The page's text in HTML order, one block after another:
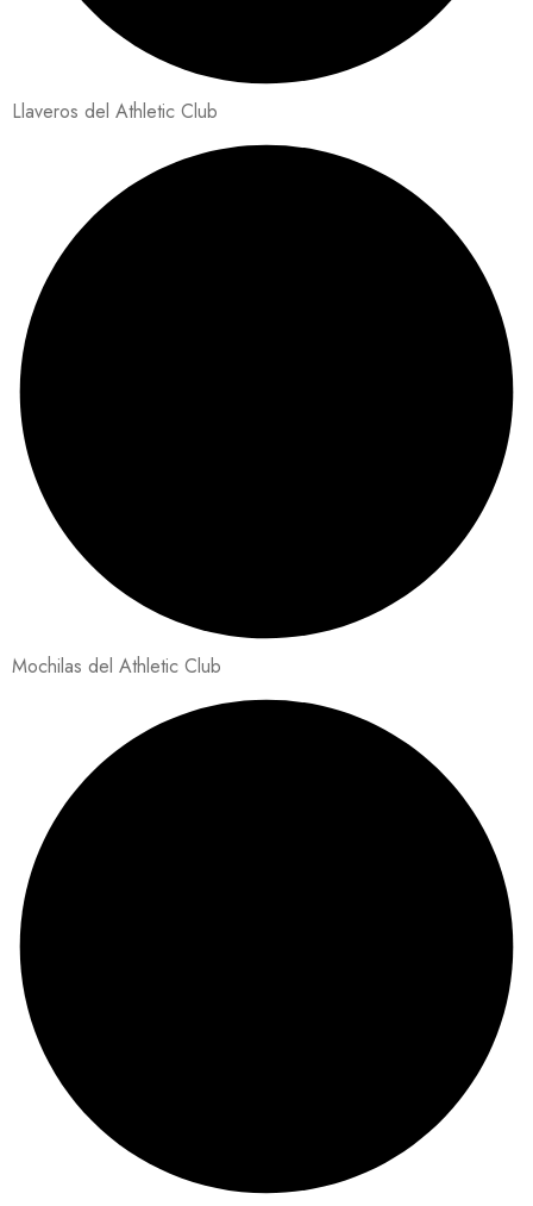
Llaveros del Athletic Club
Mochilas del Athletic Club